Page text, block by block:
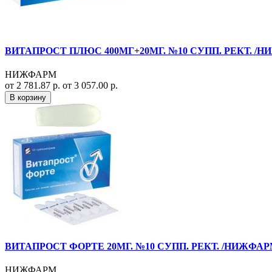
ВИТАПРОСТ ПЛЮС 400МГ+20МГ. №10 СУПП. РЕКТ. /
НИЖФАРМ
от 2 781.87 р. от 3 057.00 р.
В корзину
ВИТАПРОСТ ФОРТЕ 20МГ. №10 СУПП. РЕКТ. /
НИЖФАРМ